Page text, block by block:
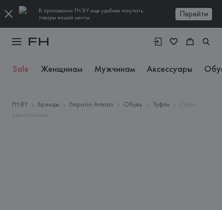
В приложении FH.BY еще удобнее покупать
товары вашей мечты
Перейти
Sale Женщинам Мужчинам Аксессуары
FH.BY Бренды Emporio Armani Обувь Туфли
Сабо
однотонные